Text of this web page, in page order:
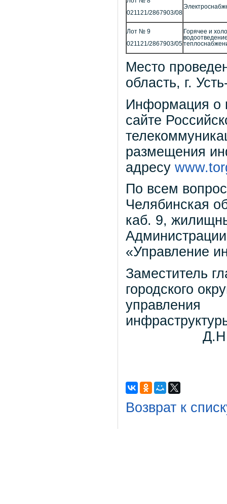
021121/2867903/08
Лот № 9
021121/2867903/05
Горячее и
Место
область, г.
Информация о
сайте
размещения
адресу
По всем
Челябинская
каб. 9,
Администрации
«Управление
Заместитель
городского
Возврат к